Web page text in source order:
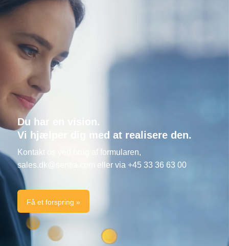
Du har en vision.
Vi hjælper dig med at realisere den.
Kontakt os ved brug af formularen,
sales.dk@sentia.com
eller via +45 33 36 63 00
Få et forspring »